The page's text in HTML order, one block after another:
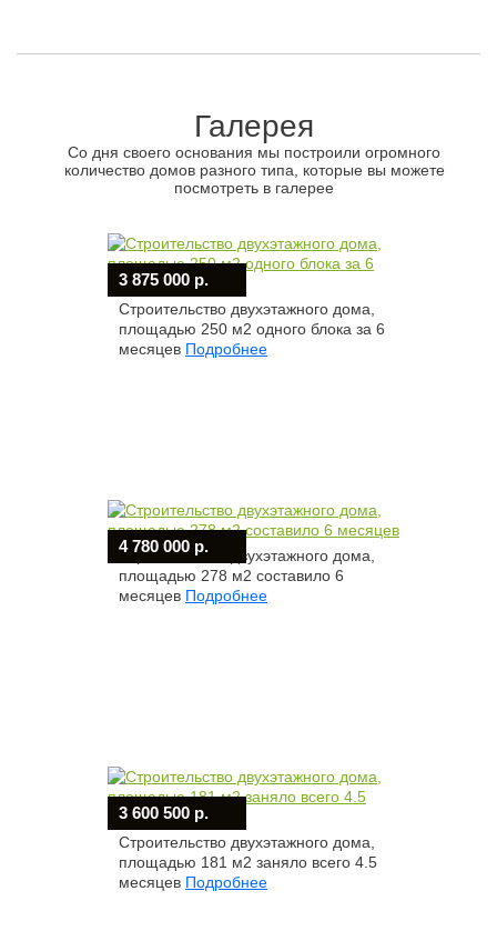
Галерея
Cо дня своего основания мы построили огромного
количество домов разного типа, которые вы можете
посмотреть в галерее
3 875 000 р.
Строительство двухэтажного дома,
площадью 250 м2 одного блока за 6
месяцев Подробнее
4 780 000 р.
Строительство двухэтажного дома,
площадью 278 м2 составило 6
месяцев Подробнее
3 600 500 р.
Строительство двухэтажного дома,
площадью 181 м2 заняло всего 4.5
месяцев Подробнее